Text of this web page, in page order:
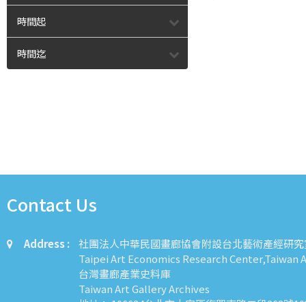
時間起
時間迄
Contact Us
Address :
社團法人中華民國畫廊協會附設台北藝術產經研究
Taipei Art Economics Research Center,Taiwan
台灣畫廊產業史料庫
Taiwan Art Gallery Archives